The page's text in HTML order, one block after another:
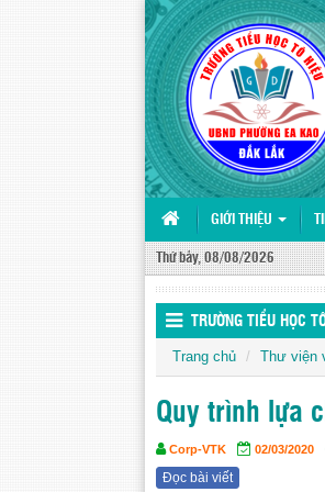
GIỚI THIỆU
Thứ bảy, 08/08/2026
TRƯỜNG TIỂU HỌC
Trang chủ Thư viện
Quy trình lựa
Corp-VTK 02/03/2020
Đọc bài viết